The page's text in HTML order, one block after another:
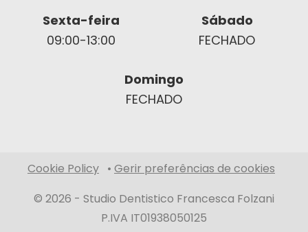
Sexta-feira
09:00-13:00
Sábado
FECHADO
Domingo
FECHADO
Cookie Policy • Gerir preferências de cookies
© 2026 - Studio Dentistico Francesca Folzani
P.IVA IT01938050125